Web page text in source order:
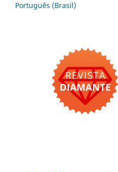
Português (Brasil)